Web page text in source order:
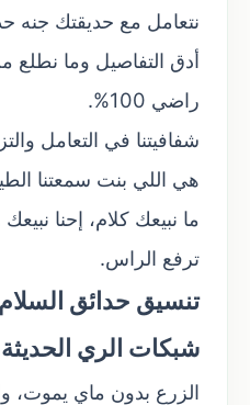
نتعامل مع حديقتك جنه
أدق التفاصيل وما نطلع
راضي 100%.
شفافيتنا في التعامل
هي اللي بنت سمعتنا
ما نبيعك كلام، إحنا
ترفع الراس.
تنسيق حدائق
شبكات الري الحديثة
الزرع بدون ماي يموت،